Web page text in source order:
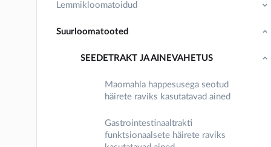
Lemmikloomatoidud
Suurloomatooted
SEEDETRAKT JA AINEVAHETUS
Maomahla happesusega seotud
häirete raviks kasutatavad ained
Gastrointestinaaltrakti
funktsionaalsete häirete raviks